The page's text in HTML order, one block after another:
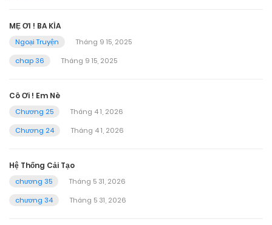
MẸ ƠI ! BA KÌA
Ngoại Truyện
Tháng 9 15, 2025
chap 36
Tháng 9 15, 2025
Cô Ơi ! Em Nè
Chương 25
Tháng 4 1, 2026
Chương 24
Tháng 4 1, 2026
Hệ Thống Cải Tạo
chương 35
Tháng 5 31, 2026
chương 34
Tháng 5 31, 2026